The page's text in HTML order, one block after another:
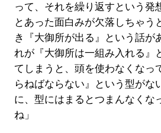
って、それを繰り返すという発
とあった面白みが欠落しちゃう
き『大御所が出る』という話が
れが『大御所は一組み入れる』
てしまうと、頭を使わなくなっ
らねばならない』という型がな
に、型にはまるとつまんなくな
ね」